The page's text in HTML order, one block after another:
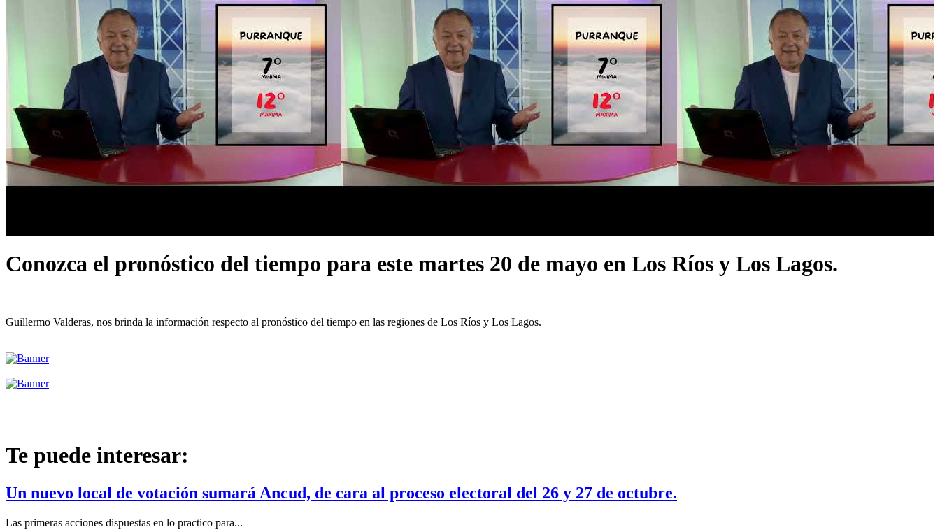
Conozca el pronóstico del tiempo para este martes 20 de mayo en Los Ríos y Los Lagos.
Guillermo Valderas, nos brinda la información respecto al pronóstico del tiempo en las regiones de Los Ríos y Los Lagos.
Te puede interesar:
Un nuevo local de votación sumará Ancud, de cara al proceso electoral del 26 y 27 de octubre.
Las primeras acciones dispuestas en lo practico para...